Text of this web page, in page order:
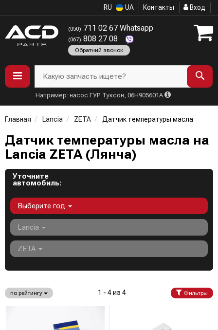
RU UA Контакты Вход
(050) 711 02 67 Whatsapp
(067) 808 27 08
Обратний звонок
Какую запчасть ищете?
Например: насос ГУР Туксон, 06H905601A
Главная Lancia ZETA Датчик температуры масла
Датчик температуры масла на
Lancia ZETA (Лянча)
Уточните
автомобиль:
Выберите год
Lancia
ZETA
по рейтингу 1 - 4 из 4 Фильтры